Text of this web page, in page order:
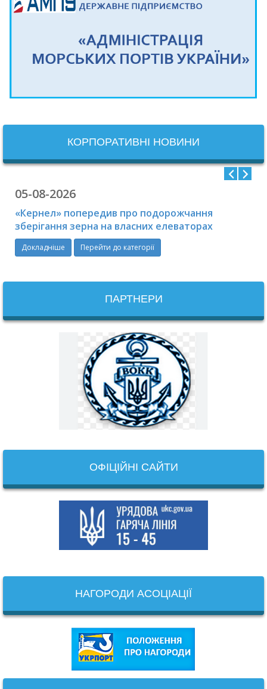
КОРПОРАТИВНІ НОВИНИ
05-08-2026
«Кернел» попередив про подорожчання
зберігання зерна на власних елеваторах
Докладніше Перейти до категорії
ПАРТНЕРИ
ОФІЦІЙНІ САЙТИ
НАГОРОДИ АСОЦІАЦІЇ